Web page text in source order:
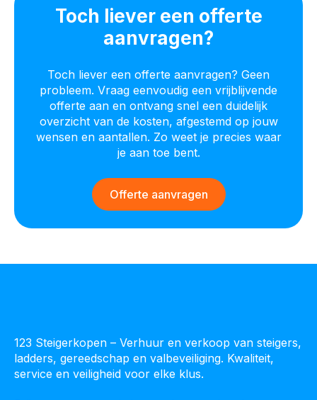
Toch liever een offerte
aanvragen?
Toch liever een offerte aanvragen? Geen
probleem. Vraag eenvoudig een vrijblijvende
offerte aan en ontvang snel een duidelijk
overzicht van de kosten, afgestemd op jouw
wensen en aantallen. Zo weet je precies waar
je aan toe bent.
Offerte aanvragen
123 Steigerkopen – Verhuur en verkoop van steigers,
ladders, gereedschap en valbeveiliging. Kwaliteit,
service en veiligheid voor elke klus.